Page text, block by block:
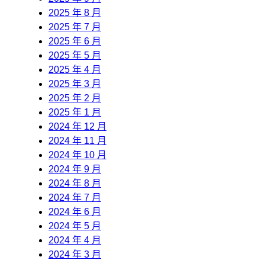
2025 年 8 月
2025 年 7 月
2025 年 6 月
2025 年 5 月
2025 年 4 月
2025 年 3 月
2025 年 2 月
2025 年 1 月
2024 年 12 月
2024 年 11 月
2024 年 10 月
2024 年 9 月
2024 年 8 月
2024 年 7 月
2024 年 6 月
2024 年 5 月
2024 年 4 月
2024 年 3 月